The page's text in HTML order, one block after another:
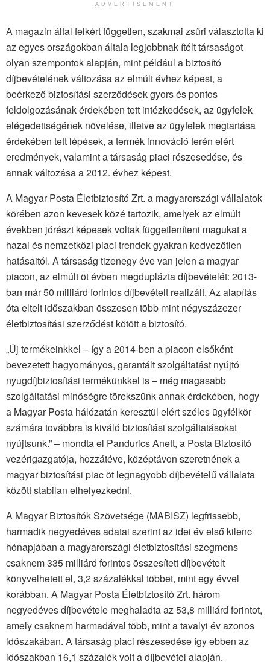
ADVERTISEMENT
A magazin által felkért független, szakmai zsűri választotta ki
az egyes országokban általa legjobbnak ítélt társaságot
olyan szempontok alapján, mint például a biztosító
díjbevételének változása az elmúlt évhez képest, a
beérkező biztosítási szerződések gyors és pontos
feldolgozásának érdekében tett intézkedések, az ügyfelek
elégedettségének növelése, illetve az ügyfelek megtartása
érdekében tett lépések, a termék innováció terén elért
eredmények, valamint a társaság piaci részesedése, és
annak változása a 2012. évhez képest.
A Magyar Posta Életbiztosító Zrt. a magyarországi vállalatok
körében azon kevesek közé tartozik, amelyek az elmúlt
években jórészt képesek voltak függetleníteni magukat a
hazai és nemzetközi piaci trendek gyakran kedvezőtlen
hatásaitól. A társaság tizenegy éve van jelen a magyar
piacon, az elmúlt öt évben megduplázta díjbevételét: 2013-
ban már 50 milliárd forintos díjbevételt realizált. Az alapítás
óta eltelt időszakban összesen több mint négyszázezer
életbiztosítási szerződést kötött a biztosító.
„Új termékeinkkel – így a 2014-ben a piacon elsőként
bevezetett hagyományos, garantált szolgáltatást nyújtó
nyugdíjbiztosítási termékünkkel is – még magasabb
szolgáltatási minőségre törekszünk annak érdekében, hogy
a Magyar Posta hálózatán keresztül elért széles ügyfélkör
számára továbbra is kiváló biztosítási szolgáltatásokat
nyújtsunk.” – mondta el Pandurics Anett, a Posta Biztosító
vezérigazgatója, hozzátéve, középtávon szeretnének a
magyar biztosítási piac öt legnagyobb díjbevételű vállalata
között stabilan elhelyezkedni.
A Magyar Biztosítók Szövetsége (MABISZ) legfrissebb,
harmadik negyedéves adatai szerint az idei év első kilenc
hónapjában a magyarországi életbiztosítási szegmens
csaknem 335 milliárd forintos összesített díjbevételt
könyvelhetett el, 3,2 százalékkal többet, mint egy évvel
korábban. A Magyar Posta Életbiztosító Zrt. három
negyedéves díjbevétele meghaladta az 53,8 milliárd forintot,
amely csaknem harmadával több, mint a tavalyi év azonos
időszakában. A társaság piaci részesedése így ebben az
időszakban 16,1 százalék volt a díjbevétel alapján.